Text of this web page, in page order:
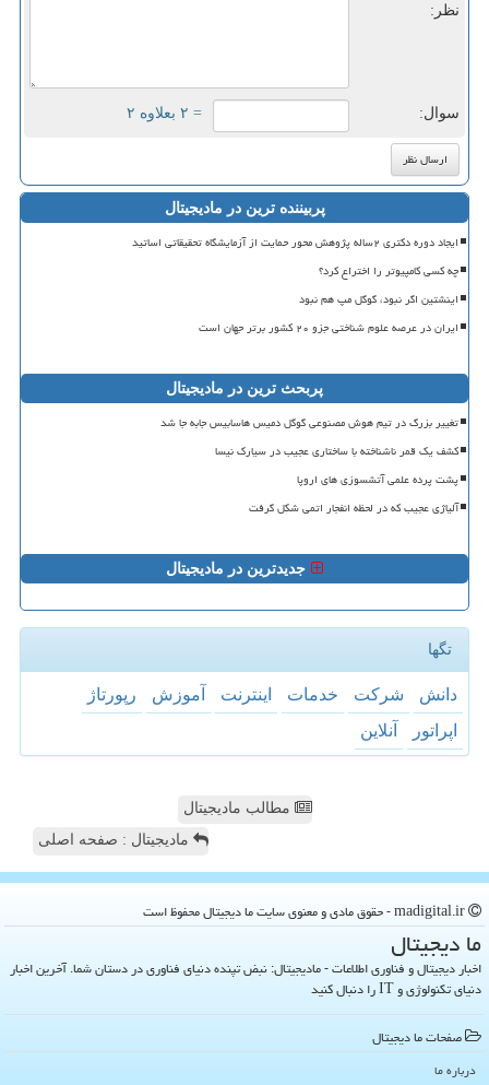
نظر:
سوال: = ۲ بعلاوه ۲
پربیننده ترین در مادیجیتال
ایجاد دوره دکتری ۲ساله پژوهش محور حمایت از آزمایشگاه تحقیقاتی اساتید
چه کسی کامپیوتر را اختراع کرد؟
اینشتین اگر نبود، گوگل مپ هم نبود
ایران در عرصه علوم شناختی جزو ۲۰ کشور برتر جهان است
پربحث ترین در مادیجیتال
تغییر بزرگ در تیم هوش مصنوعی گوگل دمیس هاسابیس جابه جا شد
کشف یک قمر ناشناخته با ساختاری عجیب در سیارک نیسا
پشت پرده علمی آتشسوزی های اروپا
آلیاژی عجیب که در لحظه انفجار اتمی شکل گرفت
جدیدترین در مادیجیتال
تگها
دانش شركت خدمات اینترنت آموزش
رپورتاژ
اپراتور
آنلاین
مطالب مادیجیتال
مادیجیتال : صفحه اصلی
ما دیجیتال
اخبار دیجیتال و فناوری اطلاعات - مادیجیتال: نبض تپنده دنیای فناوری در دستان شما. آخرین اخبار
دنیای تکنولوژی و IT را دنبال کنید
صفحات ما دیجیتال
درباره ما